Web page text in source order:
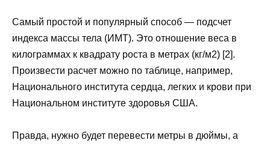
Самый простой и популярный способ — подсчет
индекса массы тела (ИМТ). Это отношение веса в
килограммах к квадрату роста в метрах (кг/м2) [2].
Произвести расчет можно по таблице, например,
Национального института сердца, легких и крови при
Национальном институте здоровья США.
Правда, нужно будет перевести метры в дюймы, а